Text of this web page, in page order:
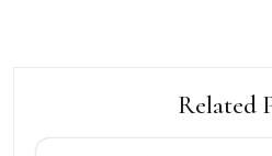
Related